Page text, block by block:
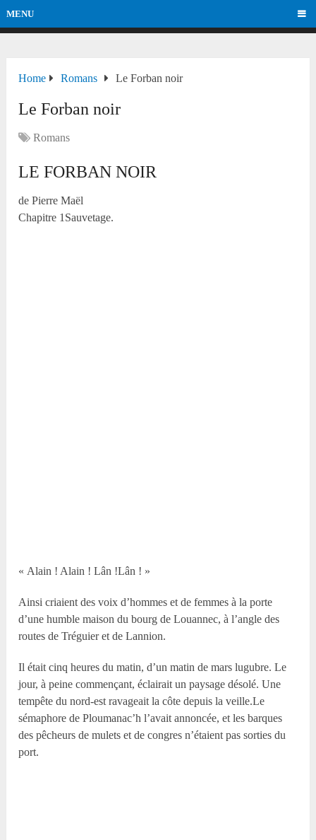
MENU
Home Romans Le Forban noir
Le Forban noir
Romans
LE FORBAN NOIR
de Pierre Maël
Chapitre 1Sauvetage.
« Alain ! Alain ! Lân !Lân ! »
Ainsi criaient des voix d’hommes et de femmes à la porte
d’une humble maison du bourg de Louannec, à l’angle des
routes de Tréguier et de Lannion.
Il était cinq heures du matin, d’un matin de mars lugubre. Le
jour, à peine commençant, éclairait un paysage désolé. Une
tempête du nord-est ravageait la côte depuis la veille.Le
sémaphore de Ploumanac’h l’avait annoncée, et les barques
des pêcheurs de mulets et de congres n’étaient pas sorties du
port.